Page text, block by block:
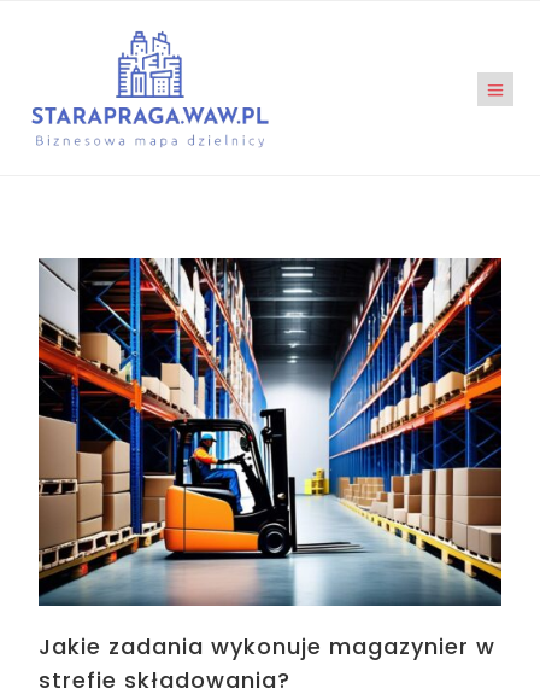
Jakie zadania wykonuje magazynier w
strefie składowania?